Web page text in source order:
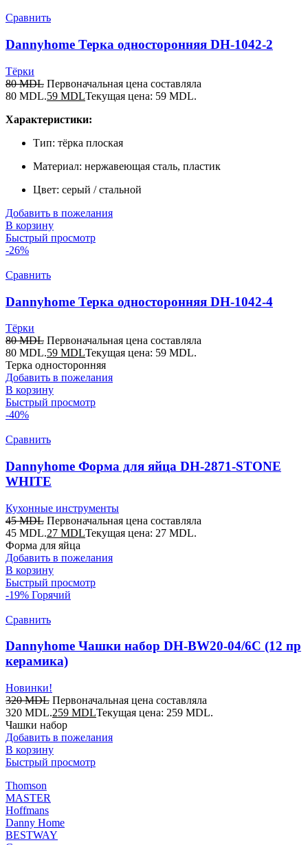
Сравнить
Dannyhome Терка односторонняя DH-1042-2
Тёрки
80MDL Первоначальная цена составляла
80 MDL.59 MDLТекущая цена: 59 MDL.
Характеристики:
Тип: тёрка плоская
Материал: нержавеющая сталь, пластик
Цвет: серый / стальной
Добавить в пожелания
В корзину
Быстрый просмотр
-26%
Сравнить
Dannyhome Терка односторонняя DH-1042-4
Тёрки
80MDL Первоначальная цена составляла
80 MDL.59 MDLТекущая цена: 59 MDL.
Терка односторонняя
Добавить в пожелания
В корзину
Быстрый просмотр
-40%
Сравнить
Dannyhome Форма для яйца DH-2871-STONE
WHITE
Кухонные инструменты
45MDL Первоначальная цена составляла
45 MDL.27 MDLТекущая цена: 27 MDL.
Форма для яйца
Добавить в пожелания
В корзину
Быстрый просмотр
-19% Горячий
Сравнить
Dannyhome Чашки набор DH-BW20-04/6C (12 пр
керамика)
Новинки!
320MDL Первоначальная цена составляла
320 MDL.259 MDLТекущая цена: 259 MDL.
Чашки набор
Добавить в пожелания
В корзину
Быстрый просмотр
Thomson
MASTER
Hoffmans
Danny Home
BESTWAY